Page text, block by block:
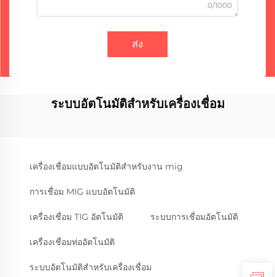
0/1000
ส่ง
ระบบอัตโนมัติสำหรับเครื่องเชื่อม
เครื่องเชื่อมแบบอัตโนมัติสำหรับงาน mig
การเชื่อม MIG แบบอัตโนมัติ
เครื่องเชื่อม TIG อัตโนมัติ ระบบการเชื่อมอัตโนมัติ
เครื่องเชื่อมท่ออัตโนมัติ
ระบบอัตโนมัติสำหรับเครื่องเชื่อม